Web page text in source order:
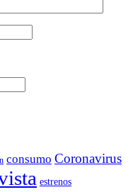
consumo Coronavirus
estrenos